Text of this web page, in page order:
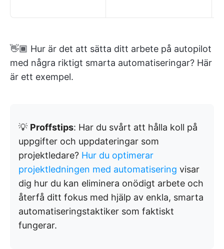
👋🏾 Hur är det att sätta ditt arbete på autopilot
med några riktigt smarta automatiseringar? Här
är ett exempel.
💡 Proffstips: Har du svårt att hålla koll på
uppgifter och uppdateringar som
projektledare? Hur du optimerar
projektledningen med automatisering visar
dig hur du kan eliminera onödigt arbete och
återfå ditt fokus med hjälp av enkla, smarta
automatiseringstaktiker som faktiskt
fungerar.